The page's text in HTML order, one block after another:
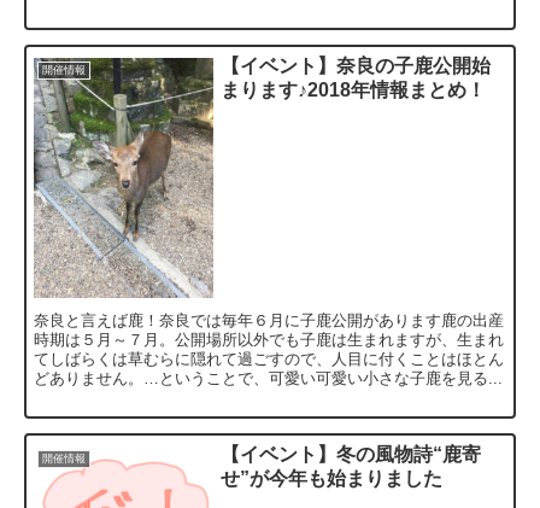
開催情報
【イベント】奈良の子鹿公開始
まります♪2018年情報まとめ！
奈良と言えば鹿！奈良では毎年６月に子鹿公開があります鹿の出産
時期は５月～７月。公開場所以外でも子鹿は生まれますが、生まれ
てしばらくは草むらに隠れて過ごすので、人目に付くことはほとん
どありません。…ということで、可愛い可愛い小さな子鹿を見る...
開催情報
【イベント】冬の風物詩“鹿寄
せ”が今年も始まりました